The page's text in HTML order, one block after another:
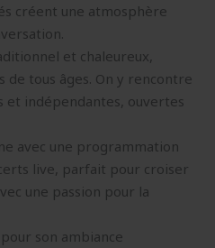
créent une atmosphère
et chaleureux,
tous âges. On y rencontre
et indépendantes, ouvertes
avec une programmation
live, parfait pour croiser
une passion pour la
son ambiance